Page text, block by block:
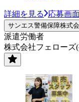
詳細を見る 応募画
サンエス警備保障株式
派遣労働者
株式会社フェローズ